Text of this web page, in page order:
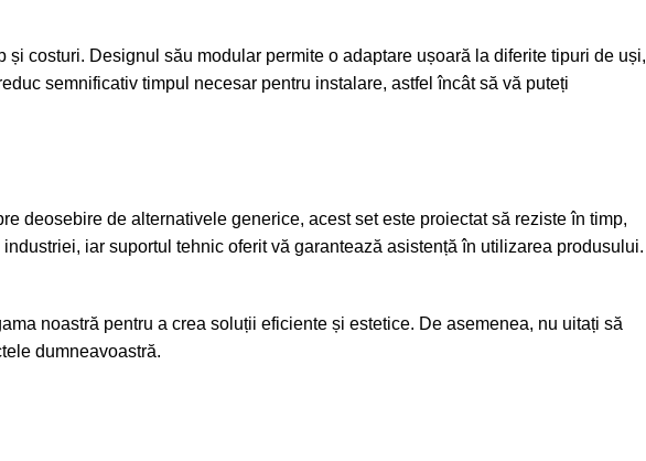
costuri. Designul său modular permite o adaptare ușoară la diferite tipuri de uși,
semnificativ timpul necesar pentru instalare, astfel încât să vă puteți
deosebire de alternativele generice, acest set este proiectat să reziste în timp,
iar suportul tehnic oferit vă garantează asistență în utilizarea produsului.
noastră pentru a crea soluții eficiente și estetice. De asemenea, nu uitați să
dumneavoastră.